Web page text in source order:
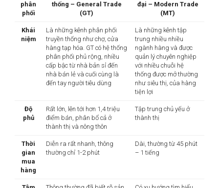
phân
phối
thống – General Trade
(GT)
đại – Modern Trade
(MT)
Khái
niệm
Là những kênh phân phối
truyền thống như chợ, cửa
hàng tạp hóa. GT có hệ thống
phân phối phủ rộng, nhiều
cấp bậc từ nhà bản sỉ đến
nhà bán lẻ và cuối cùng là
đến tay người tiêu dùng
Là những kênh tập
trung nhiều nhiều
ngành hàng và được
quản lý chuyên nghiệp
với nhiều chuỗi hệ
thống được mở thường
như siêu thị, của hàng
tiện lợi
Độ
phủ
Rất lớn, lên tới hơn 1,4 triệu
điểm bán, phân bổ cả ở
thành thị và nông thôn
Tập trung chủ yếu ở
thành thị
Thời
gian
mua
hàng
Diễn ra rất nhanh, thông
thường chỉ 1-2 phút
Dài, thường từ 45 phút
– 1 tiếng